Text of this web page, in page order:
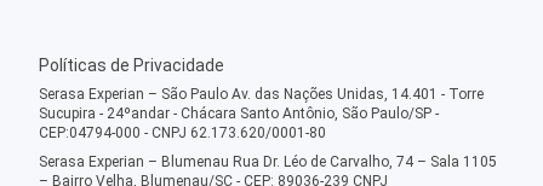
Políticas de Privacidade
Serasa Experian – São Paulo Av. das Nações Unidas, 14.401 - Torre
Sucupira - 24ºandar - Chácara Santo Antônio, São Paulo/SP -
CEP:04794-000 - CNPJ 62.173.620/0001-80
Serasa Experian – Blumenau Rua Dr. Léo de Carvalho, 74 – Sala 1105
– Bairro Velha, Blumenau/SC - CEP: 89036-239 CNPJ